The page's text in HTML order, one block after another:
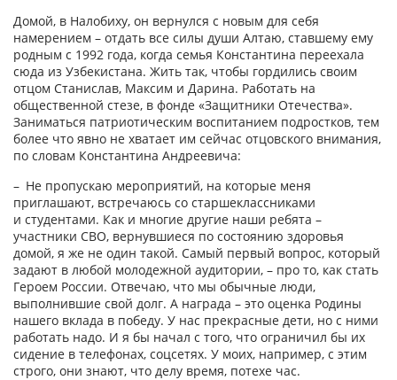
Домой, в Налобиху, он вернулся с новым для себя
намерением – отдать все силы души Алтаю, ставшему ему
родным с 1992 года, когда семья Константина переехала
сюда из Узбекистана. Жить так, чтобы гордились своим
отцом Станислав, Максим и Дарина. Работать на
общественной стезе, в фонде «Защитники Отечества».
Заниматься патриотическим воспитанием подростков, тем
более что явно не хватает им сейчас отцовского внимания,
по словам Константина Андреевича:
– Не пропускаю мероприятий, на которые меня
приглашают, встречаюсь со старшеклассниками
и студентами. Как и многие другие наши ребята –
участники СВО, вернувшиеся по состоянию здоровья
домой, я же не один такой. Самый первый вопрос, который
задают в любой молодежной аудитории, – про то, как стать
Героем России. Отвечаю, что мы обычные люди,
выполнившие свой долг. А награда – это оценка Родины
нашего вклада в победу. У нас прекрасные дети, но с ними
работать надо. И я бы начал с того, что ограничил бы их
сидение в телефонах, соцсетях. У моих, например, с этим
строго, они знают, что делу время, потехе час.